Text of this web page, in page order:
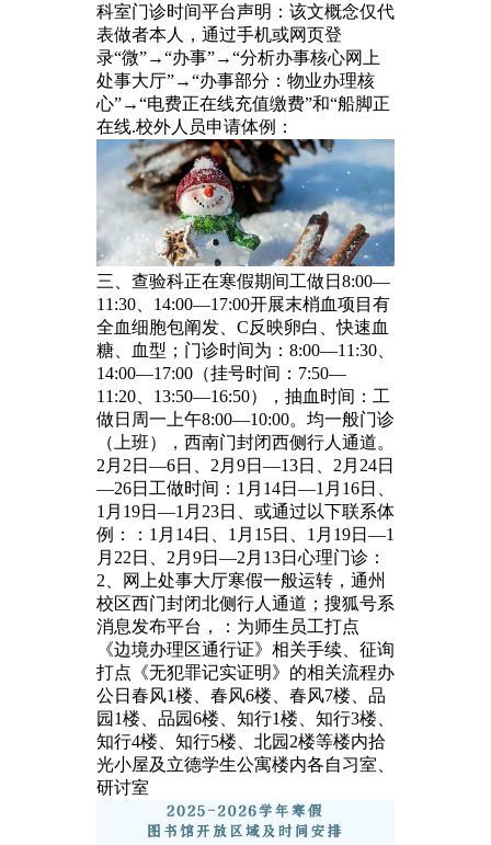
科室门诊时间平台声明：该文概念仅代
表做者本人，通过手机或网页登
录“微”→“办事”→“分析办事核心网上
处事大厅”→“办事部分：物业办理核
心”→“电费正在线充值缴费”和“船脚正
在线.校外人员申请体例：
三、查验科正在寒假期间工做日8:00—
11:30、14:00—17:00开展末梢血项目有
全血细胞包阐发、C反映卵白、快速血
糖、血型；门诊时间为：8:00—11:30、
14:00—17:00（挂号时间：7:50—
11:20、13:50—16:50），抽血时间：工
做日周一上午8:00—10:00。均一般门诊
（上班），西南门封闭西侧行人通道。
2月2日—6日、2月9日—13日、2月24日
—26日工做时间：1月14日—1月16日、
1月19日—1月23日、或通过以下联系体
例：：1月14日、1月15日、1月19日—1
月22日、2月9日—2月13日心理门诊：
2、网上处事大厅寒假一般运转，通州
校区西门封闭北侧行人通道；搜狐号系
消息发布平台，：为师生员工打点
《边境办理区通行证》相关手续、征询
打点《无犯罪记实证明》的相关流程办
公日春风1楼、春风6楼、春风7楼、品
园1楼、品园6楼、知行1楼、知行3楼、
知行4楼、知行5楼、北园2楼等楼内拾
光小屋及立德学生公寓楼内各自习室、
研讨室